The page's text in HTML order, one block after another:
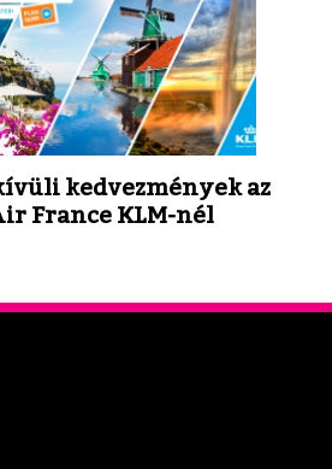
kedvezmények az
France KLM-nél